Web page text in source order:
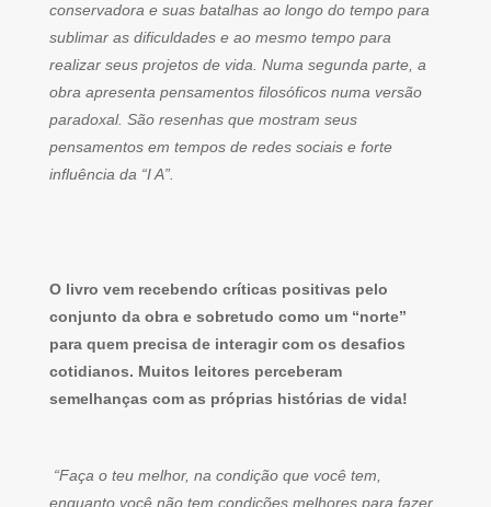
conservadora e suas batalhas ao longo do tempo para
sublimar as dificuldades e ao mesmo tempo para
realizar seus projetos de vida. Numa segunda parte, a
obra apresenta pensamentos filosóficos numa versão
paradoxal. São resenhas que mostram seus
pensamentos em tempos de redes sociais e forte
influência da “I A”.
O livro vem recebendo críticas positivas pelo
conjunto da obra e sobretudo como um “norte”
para quem precisa de interagir com os desafios
cotidianos. Muitos leitores perceberam
semelhanças com as próprias histórias de vida!
“Faça o teu melhor, na condição que você tem,
enquanto você não tem condições melhores para fazer